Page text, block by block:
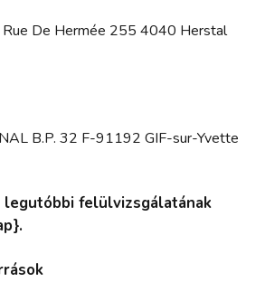
Rue De Hermée 255 4040 Herstal
B.P. 32 F-91192 GIF-sur-Yvette
felülvizsgálatának